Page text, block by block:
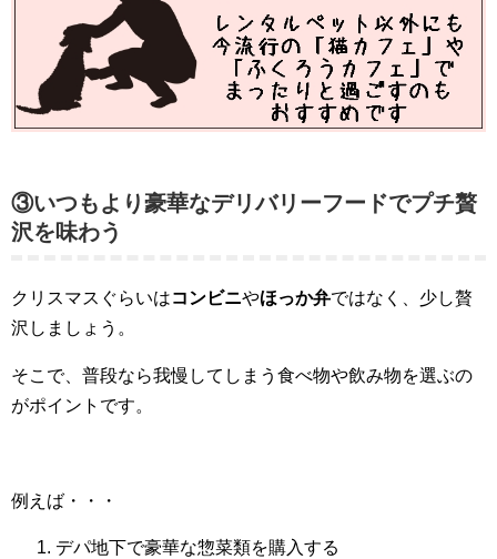
③いつもより豪華なデリバリーフードでプチ贅
沢を味わう
クリスマスぐらいはコンビニやほっか弁ではなく、少し贅
沢しましょう。
そこで、普段なら我慢してしまう食べ物や飲み物を選ぶの
がポイントです。
例えば・・・
デパ地下で豪華な惣菜類を購入する